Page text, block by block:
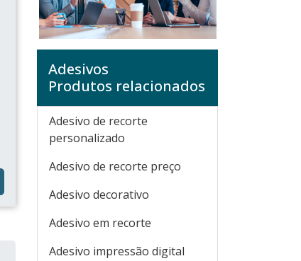
Adesivos
Produtos relacionados
Adesivo de recorte
personalizado
Adesivo de recorte preço
Adesivo decorativo
Adesivo em recorte
Adesivo impressão digital